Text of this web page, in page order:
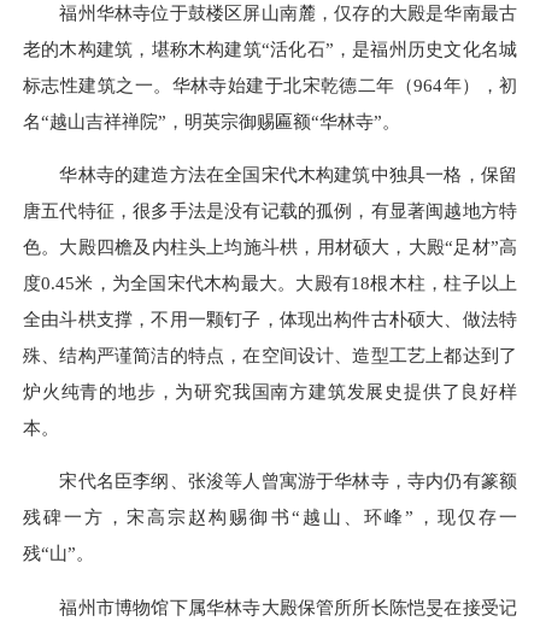
福州华林寺位于鼓楼区屏山南麓，仅存的大殿是华南最古
老的木构建筑，堪称木构建筑“活化石”，是福州历史文化名城
标志性建筑之一。华林寺始建于北宋乾德二年（964年），初
名“越山吉祥禅院”，明英宗御赐匾额“华林寺”。
华林寺的建造方法在全国宋代木构建筑中独具一格，保留
唐五代特征，很多手法是没有记载的孤例，有显著闽越地方特
色。大殿四檐及内柱头上均施斗栱，用材硕大，大殿“足材”高
度0.45米，为全国宋代木构最大。大殿有18根木柱，柱子以上
全由斗栱支撑，不用一颗钉子，体现出构件古朴硕大、做法特
殊、结构严谨简洁的特点，在空间设计、造型工艺上都达到了
炉火纯青的地步，为研究我国南方建筑发展史提供了良好样
本。
宋代名臣李纲、张浚等人曾寓游于华林寺，寺内仍有篆额
残碑一方，宋高宗赵构赐御书“越山、环峰”，现仅存一
残“山”。
福州市博物馆下属华林寺大殿保管所所长陈恺旻在接受记